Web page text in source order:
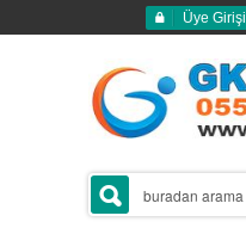
Üye Girişi